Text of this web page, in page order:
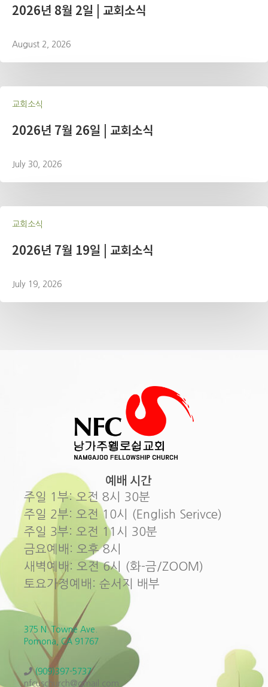
2026년 8월 2일 | 교회소식
August 2, 2026
교회소식
2026년 7월 26일 | 교회소식
July 30, 2026
교회소식
2026년 7월 19일 | 교회소식
July 19, 2026
예배 시간
주일 1부: 오전 8시 30분
주일 2부: 오전 10시 (English Serivce)
주일 3부: 오전 11시 30분
금요예배: 오후 8시
새벽예배: 오전 6시 (화-금/ZOOM)
토요가정예배: 순서지 배부
375 N. Towne Ave.
Pomona, CA 91767
(909)397-5737
nfcuschurch@gmail.com